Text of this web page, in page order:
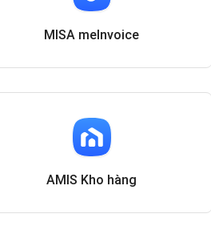
MISA meInvoice
AMIS Kho hàng